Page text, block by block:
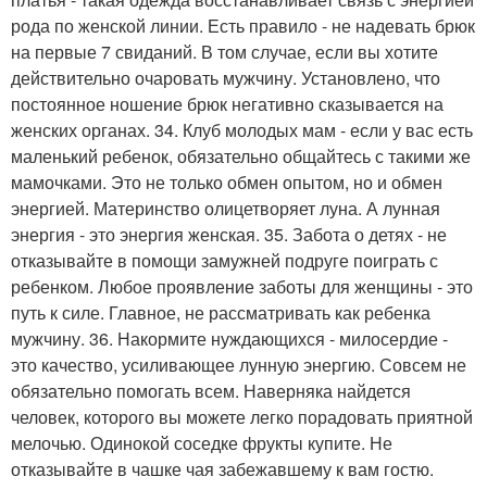
рода по женской линии. Есть правило - не надевать брюк
на первые 7 свиданий. В том случае, если вы хотите
действительно очаровать мужчину. Установлено, что
постоянное ношение брюк негативно сказывается на
женских органах. 34. Клуб молодых мам - если у вас есть
маленький ребенок, обязательно общайтесь с такими же
мамочками. Это не только обмен опытом, но и обмен
энергией. Материнство олицетворяет луна. А лунная
энергия - это энергия женская. 35. Забота о детях - не
отказывайте в помощи замужней подруге поиграть с
ребенком. Любое проявление заботы для женщины - это
путь к силе. Главное, не рассматривать как ребенка
мужчину. 36. Накормите нуждающихся - милосердие -
это качество, усиливающее лунную энергию. Совсем не
обязательно помогать всем. Наверняка найдется
человек, которого вы можете легко порадовать приятной
мелочью. Одинокой соседке фрукты купите. Не
отказывайте в чашке чая забежавшему к вам гостю.